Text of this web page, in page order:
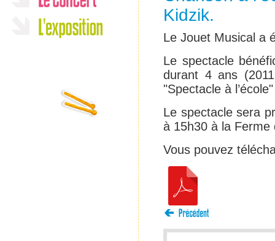
Kidzik.
Le Jouet Musical a
Le spectacle
durant 4 ans
"Spectacle à
Le spectacle sera
à 15h30 à la
Vous pouvez